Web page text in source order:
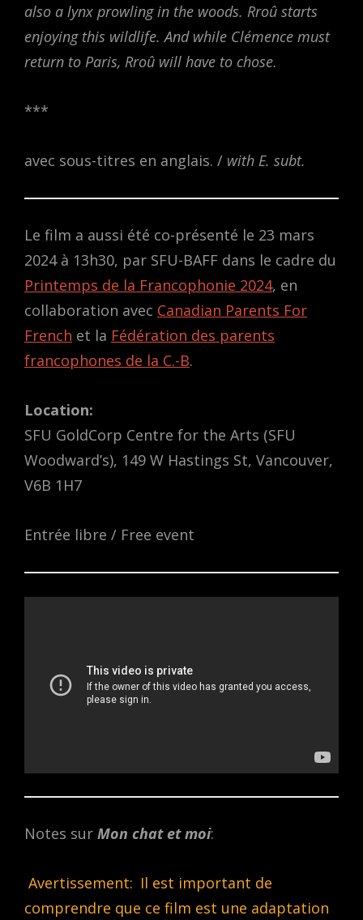
also a lynx prowling in the woods. Rroû starts
enjoying this wildlife. And while Clémence must
return to Paris, Rroû will have to chose.
***
avec sous-titres en anglais. / with E. subt.
Le film a aussi été co-présenté le 23 mars
2024 à 13h30, par SFU-BAFF dans le cadre du
Printemps de la Francophonie 2024, en
collaboration avec Canadian Parents For
French et la Fédération des parents
francophones de la C.-B.
Location:
SFU GoldCorp Centre for the Arts (SFU
Woodward’s), 149 W Hastings St, Vancouver,
V6B 1H7
Entrée libre / Free event
Notes sur Mon chat et moi:
Avertissement: Il est important de
comprendre que ce film est une adaptation